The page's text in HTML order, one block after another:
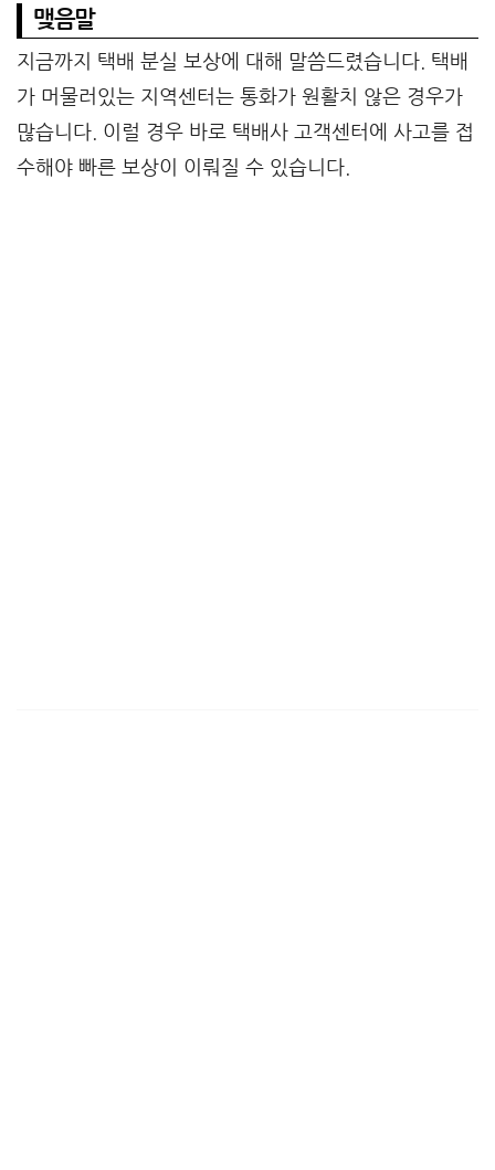
맺음말
지금까지 택배 분실 보상에 대해 말씀드렸습니다. 택배
가 머물러있는 지역센터는 통화가 원활치 않은 경우가
많습니다. 이럴 경우 바로 택배사 고객센터에 사고를 접
수해야 빠른 보상이 이뤄질 수 있습니다.